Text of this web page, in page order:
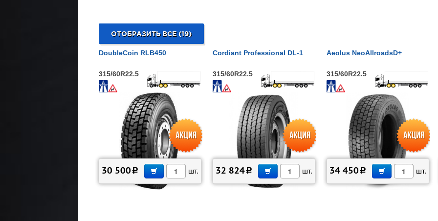
ОТОБРАЗИТЬ ВСЕ (19)
DoubleCoin RLB450
315/60R22.5
В КОРЗИНУ
30 500 c шт.
Cordiant Professional DL-1
315/60R22.5
В КОРЗИНУ
32 824c шт.
Aeolus NeoAllroadsD+
315/60R22.5
В КОРЗИНУ
34 450 c шт.